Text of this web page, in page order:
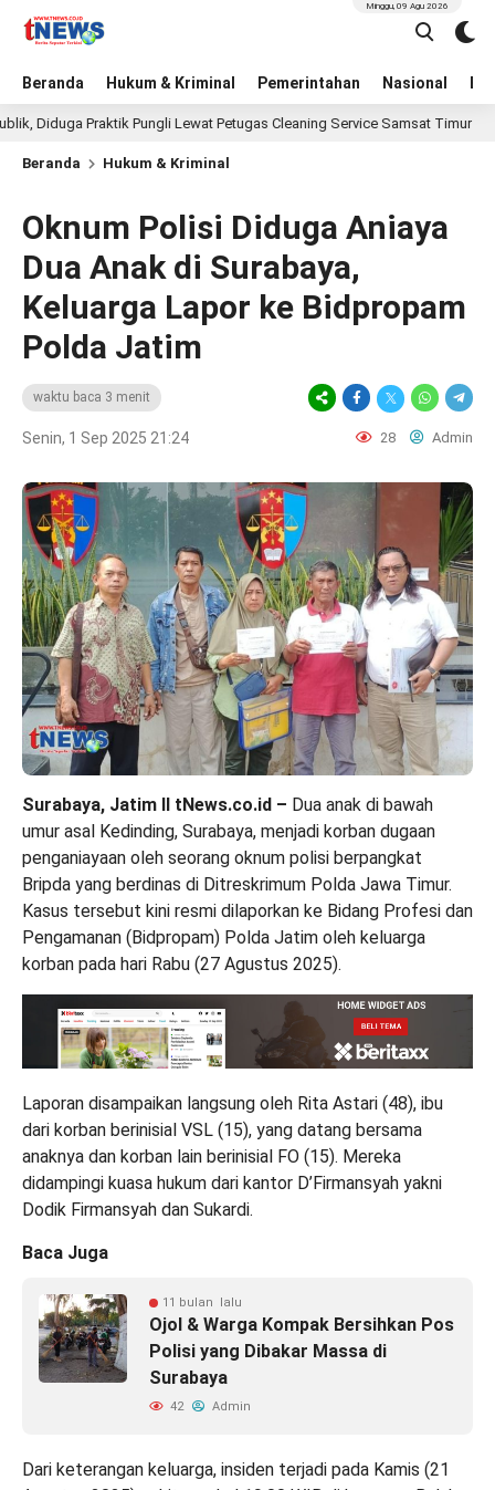
Beranda Hukum & Kriminal Pemerintahan Nasional
Minggu, 09 Agu 2026
Praktik Pungli Lewat Petugas Cleaning Service Samsat Timur 1
Beranda Hukum & Kriminal
Oknum Polisi Diduga Aniaya
Dua Anak di Surabaya,
Keluarga Lapor ke Bidpropam
Polda Jatim
waktu baca 3 menit
Senin, 1 Sep 2025 21:24 28 Admin
Surabaya, Jatim II tNews.co.id – Dua anak di bawah
umur asal Kedinding, Surabaya, menjadi korban dugaan
penganiayaan oleh seorang oknum polisi berpangkat
Bripda yang berdinas di Ditreskrimum Polda Jawa Timur.
Kasus tersebut kini resmi dilaporkan ke Bidang Profesi dan
Pengamanan (Bidpropam) Polda Jatim oleh keluarga
korban pada hari Rabu (27 Agustus 2025).
Laporan disampaikan langsung oleh Rita Astari (48), ibu
dari korban berinisial VSL (15), yang datang bersama
anaknya dan korban lain berinisial FO (15). Mereka
didampingi kuasa hukum dari kantor D’Firmansyah yakni
Dodik Firmansyah dan Sukardi.
Baca Juga
11 bulan lalu
Ojol & Warga Kompak Bersihkan Pos
Polisi yang Dibakar Massa di
Surabaya
42 Admin
Dari keterangan keluarga, insiden terjadi pada Kamis (21